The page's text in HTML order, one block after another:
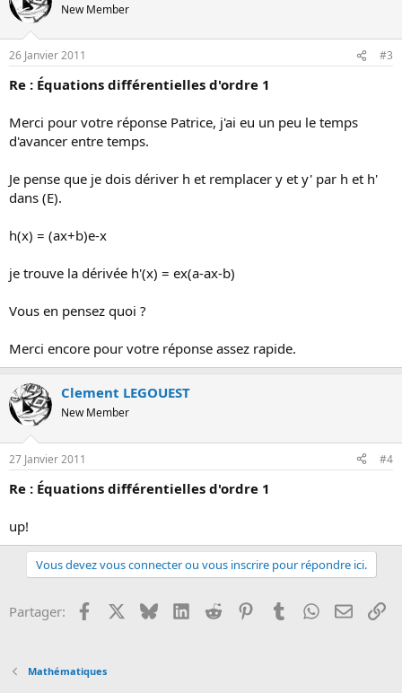
New Member
26 Janvier 2011 #3
Re : Équations différentielles d'ordre 1
Merci pour votre réponse Patrice, j'ai eu un peu le temps
d'avancer entre temps.
Je pense que je dois dériver h et remplacer y et y' par h et h'
dans (E).
h(x) = (ax+b)e-x
je trouve la dérivée h'(x) = ex(a-ax-b)
Vous en pensez quoi ?
Merci encore pour votre réponse assez rapide.
Clement LEGOUEST
New Member
27 Janvier 2011 #4
Re : Équations différentielles d'ordre 1
up!
Vous devez vous connecter ou vous inscrire pour répondre ici.
Partager: Facebook BlueskyLinkedInReddit PinterestTumblrWhatsApp
Email
Mathématiques